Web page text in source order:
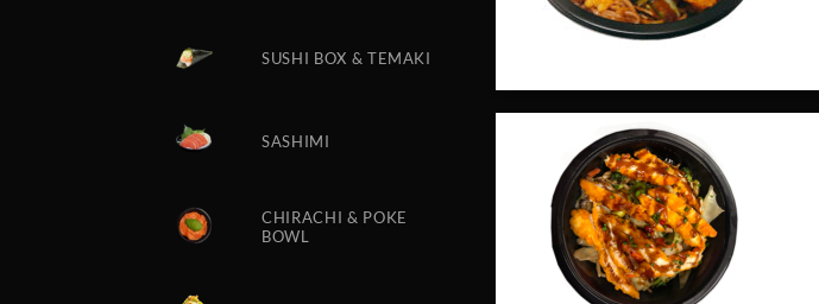
SUSHI BOX & TEMAKI
SASHIMI
CHIRACHI & POKE
BOWL